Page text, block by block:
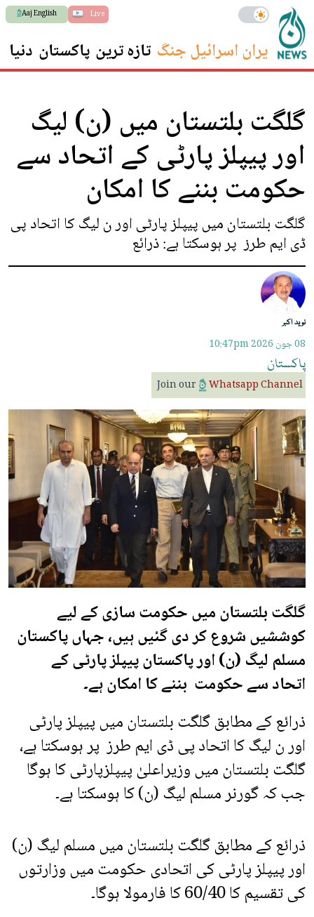
Live
Aaj English
ایران اسرائیل جنگ تازہ ترین پاکستان دنیا
گلگت بلتستان میں (ن) لیگ
اور پیپلز پارٹی کے اتحاد سے
حکومت بننے کا امکان
گلگت بلتستان میں پیپلز پارٹی اور ن لیگ کا اتحاد پی
ڈی ایم طرز پر ہوسکتا ہے: ذرائع
نوید اکبر
08 جون 2026 10:47pm
پاکستان
Join our Whatsapp Channel
گلگت بلتستان میں حکومت سازی کے لیے
کوششیں شروع کر دی گئیں ہیں، جہاں پاکستان
مسلم لیگ (ن) اور پاکستان پیپلز پارٹی کے
اتحاد سے حکومت بننے کا امکان ہے۔
ذرائع کے مطابق گلگت بلتستان میں پیپلز پارٹی
اور ن لیگ کا اتحاد پی ڈی ایم طرز پر ہوسکتا ہے،
گلگت بلتستان میں وزیراعلیٰ پیپلزپارٹی کا ہوگا
جب کہ گورنر مسلم لیگ (ن) کا ہوسکتا ہے۔
ذرائع کے مطابق گلگت بلتستان میں مسلم لیگ (ن)
اور پیپلز پارٹی کی اتحادی حکومت میں وزارتوں
کی تقسیم کا 60/40 کا فارمولا ہوگا۔